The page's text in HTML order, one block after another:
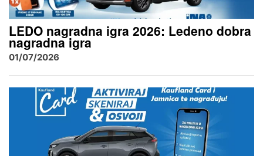
LEDO nagradna igra 2026: Ledeno dobra
nagradna igra
01/07/2026